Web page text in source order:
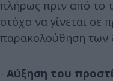
πλήρως πριν από το
στόχο να γίνεται σε
παρακολούθηση των
- Αύξηση του